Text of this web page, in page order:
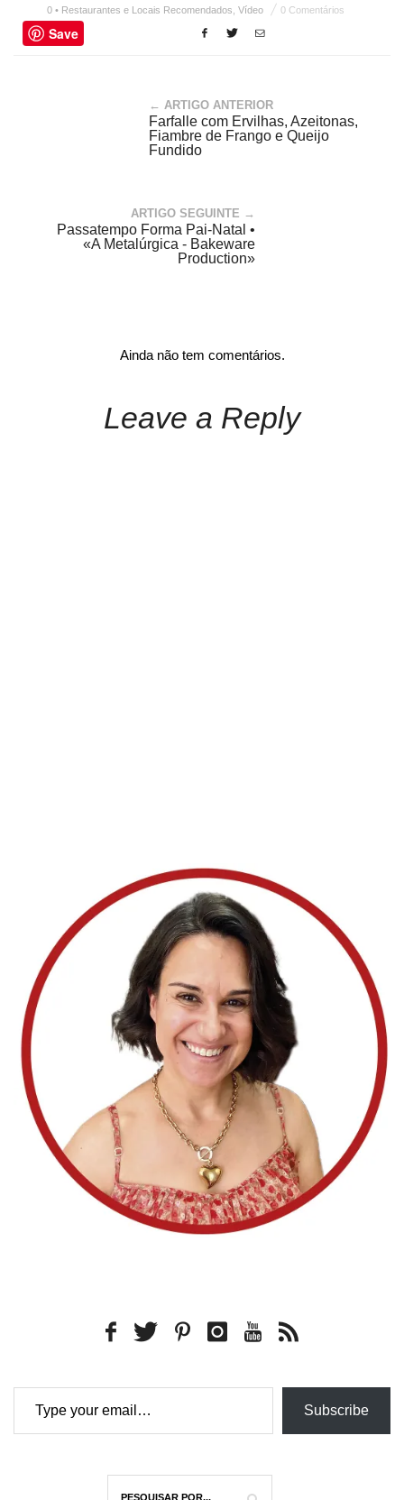
0 • Restaurantes e Locais Recomendados ,Vídeo 0 Comentários
Save
← ARTIGO ANTERIOR
Farfalle com Ervilhas, Azeitonas,
Fiambre de Frango e Queijo
Fundido
ARTIGO SEGUINTE →
Passatempo Forma Pai-Natal •
«A Metalúrgica - Bakeware
Production»
Ainda não tem comentários.
Leave a Reply
Type your email…
Subscribe